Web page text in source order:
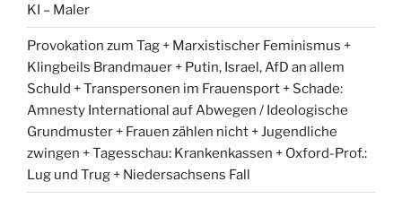
KI – Maler
Provokation zum Tag + Marxistischer Feminismus +
Klingbeils Brandmauer + Putin, Israel, AfD an allem
Schuld + Transpersonen im Frauensport + Schade:
Amnesty International auf Abwegen / Ideologische
Grundmuster + Frauen zählen nicht + Jugendliche
zwingen + Tagesschau: Krankenkassen + Oxford-Prof.:
Lug und Trug + Niedersachsens Fall